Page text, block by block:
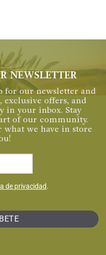
NEWSLETTER
for our newsletter and
exclusive offers, and
in your inbox. Stay
of our community.
what we have in store
de privacidad.